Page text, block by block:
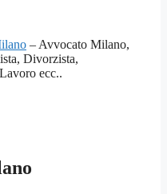
– Avvocato Milano,
Divorzista,
ecc..